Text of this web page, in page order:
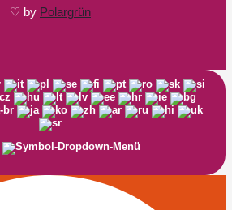
♡ by Polargrün